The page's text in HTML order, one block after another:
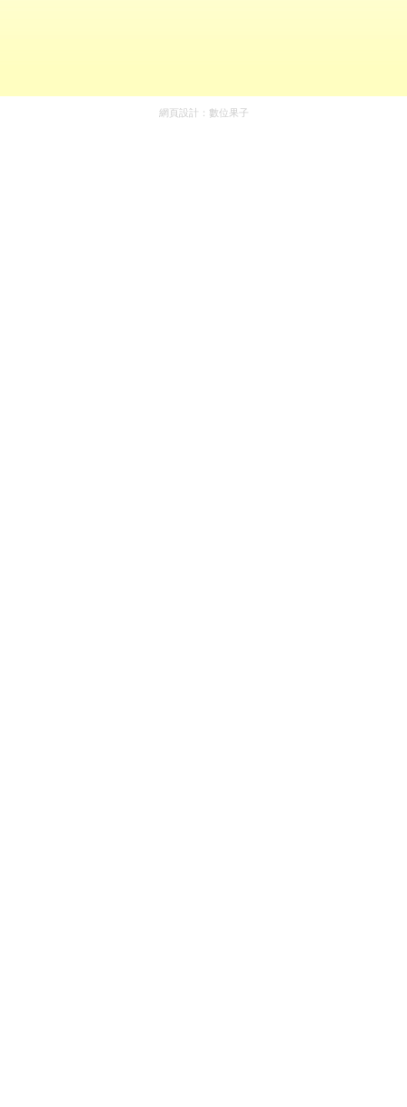
網頁設計： 數位果子